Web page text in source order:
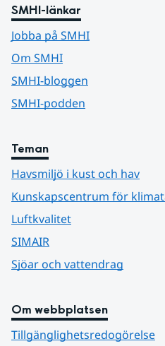
SMHI-länkar
Jobba på SMHI
Om SMHI
SMHI-bloggen
SMHI-podden
Teman
Havsmiljö i kust och hav
Kunskapscentrum för
Luftkvalitet
SIMAIR
Sjöar och vattendrag
Om webbplatsen
Tillgänglighetsredogörelse